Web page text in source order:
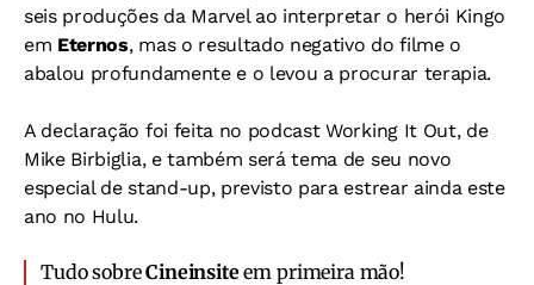
seis produções da Marvel ao interpretar o herói Kingo
em Eternos, mas o resultado negativo do filme o
abalou profundamente e o levou a procurar terapia.
A declaração foi feita no podcast Working It Out, de
Mike Birbiglia, e também será tema de seu novo
especial de stand-up, previsto para estrear ainda este
ano no Hulu.
Tudo sobreCineinsiteem primeira mão!